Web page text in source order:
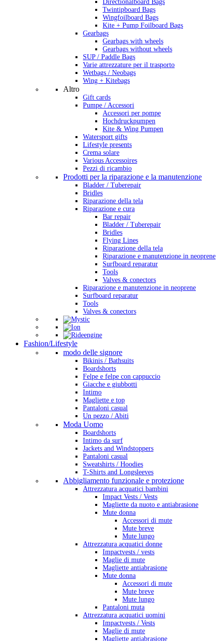
Directionalboard Bags
Twintipboard Bags
Wingfoilboard Bags
Kite + Pump Foilboard Bags
Gearbags
Gearbags with wheels
Gearbags without wheels
SUP / Paddle Bags
Varie attrezzature per il trasporto
Wetbags / Neobags
Wing + Kitebags
Altro
Gift cards
Pumpe / Accessori
Accessori per pompe
Hochdruckpumpen
Kite & Wing Pumpen
Watersport gifts
Lifestyle presents
Crema solare
Various Accessoires
Pezzi di ricambio
Prodotti per la riparazione e la manutenzione
Bladder / Tuberepair
Bridles
Riparazione della tela
Riparazione e cura
Bar repair
Bladder / Tuberepair
Bridles
Flying Lines
Riparazione della tela
Riparazione e manutenzione in neoprene
Surfboard reparatur
Tools
Valves & conectors
Riparazione e manutenzione in neoprene
Surfboard reparatur
Tools
Valves & conectors
Fashion/Lifestyle
modo delle signore
Bikinis / Bathsuits
Boardshorts
Felpe e felpe con cappuccio
Giacche e giubbotti
Intimo
Magliette e top
Pantaloni casual
Un pezzo / Abiti
Moda Uomo
Boardshorts
Intimo da surf
Jackets and Windstoppers
Pantaloni casual
Sweatshirts / Hoodies
T-Shirts and Longsleeves
Abbigliamento funzionale e protezione
Attrezzatura acquatici bambini
Impact Vests / Vests
Magliette da nuoto e antiabrasione
Mute donna
Accessori di mute
Mute breve
Mute lungo
Attrezzatura acquatici donne
Impactvests / vests
Maglie di mute
Magliette antiabrasione
Mute donna
Accessori di mute
Mute breve
Mute lungo
Pantaloni muta
Attrezzatura acquatici uomini
Impactvests / Vests
Maglie di mute
Magliette antiabrasione